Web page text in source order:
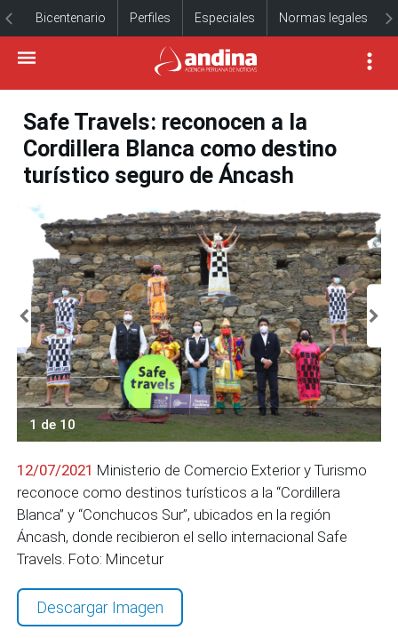
Bicentenario Perfiles Especiales Normas legales
Safe Travels: reconocen a la
Cordillera Blanca como destino
turístico seguro de Áncash
1 de 10
12/07/2021 Ministerio de Comercio Exterior y Turismo
reconoce como destinos turísticos a la “Cordillera
Blanca” y “Conchucos Sur”, ubicados en la región
Áncash, donde recibieron el sello internacional Safe
Travels. Foto: Mincetur
Descargar Imagen